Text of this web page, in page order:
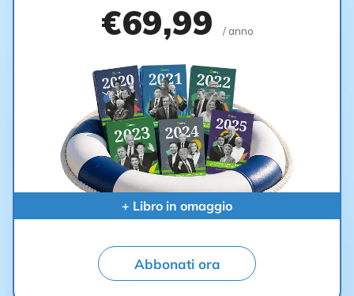
€69,99 / anno
+ Libro in omaggio
Abbonati ora